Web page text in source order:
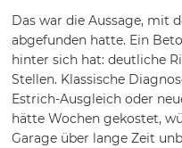
Das war die Aussage, mit
abgefunden hatte. Ein
hinter sich hat: deutliche
Stellen. Klassische
Estrich-Ausgleich oder
hätte Wochen gekostet,
Garage über lange Zeit